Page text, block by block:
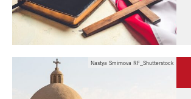
Nastya Smirnova RF_Shutterstock